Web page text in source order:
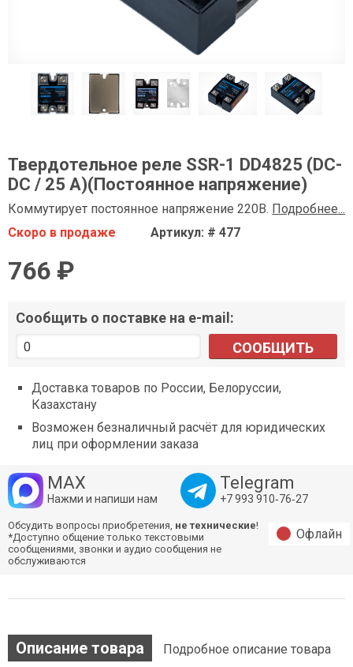
Твердотельное реле SSR-1 DD4825 (DC-
DC / 25 А)(Постоянное напряжение)
Коммутирует постоянное напряжение 220В. Подробнее...
Скоро в продаже
Артикул: # 477
766 ₽
Сообщить о поставке на e-mail:
СООБЩИТЬ
Доставка товаров по России, Белоруссии,
Казахстану
Возможен безналичный расчёт для юридических
лиц при оформлении заказа
MAX
Нажми и напиши нам
Telegram
+7 993 910‑76‑27
Обсудить вопросы приобретения, не технические!
*Доступно общение только текстовыми
сообщениями, звонки и аудио сообщения не
обслуживаются
Офлайн
Описание товара Подробное описание товара